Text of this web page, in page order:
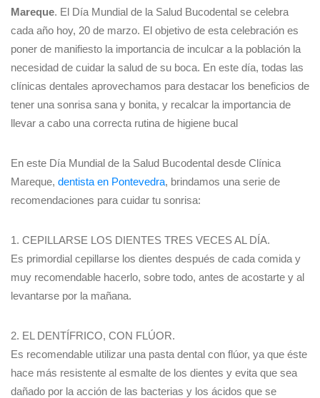
Mareque. El Día Mundial de la Salud Bucodental se celebra
cada año hoy, 20 de marzo. El objetivo de esta celebración es
poner de manifiesto la importancia de inculcar a la población la
necesidad de cuidar la salud de su boca. En este día, todas las
clínicas dentales aprovechamos para destacar los beneficios de
tener una sonrisa sana y bonita, y recalcar la importancia de
llevar a cabo una correcta rutina de higiene bucal
En este Día Mundial de la Salud Bucodental desde Clínica
Mareque, dentista en Pontevedra, brindamos una serie de
recomendaciones para cuidar tu sonrisa:
1. CEPILLARSE LOS DIENTES TRES VECES AL DÍA.
Es primordial cepillarse los dientes después de cada comida y
muy recomendable hacerlo, sobre todo, antes de acostarte y al
levantarse por la mañana.
2. EL DENTÍFRICO, CON FLÚOR.
Es recomendable utilizar una pasta dental con flúor, ya que éste
hace más resistente al esmalte de los dientes y evita que sea
dañado por la acción de las bacterias y los ácidos que se